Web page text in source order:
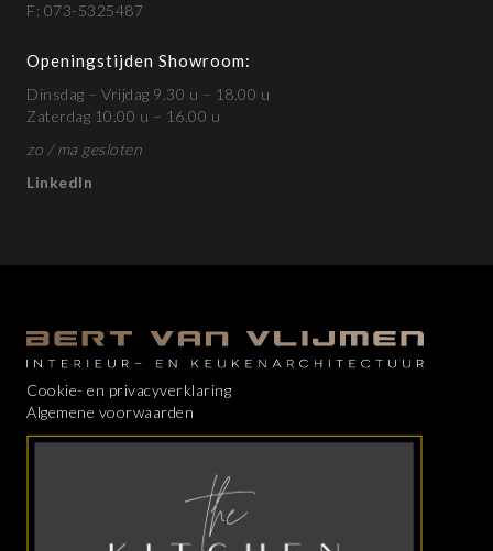
F: 073-5325487
Openingstijden Showroom:
Dinsdag – Vrijdag 9.30 u – 18.00 u
Zaterdag 10.00 u – 16.00 u
zo / ma gesloten
LinkedIn
Cookie- en privacyverklaring
Algemene voorwaarden